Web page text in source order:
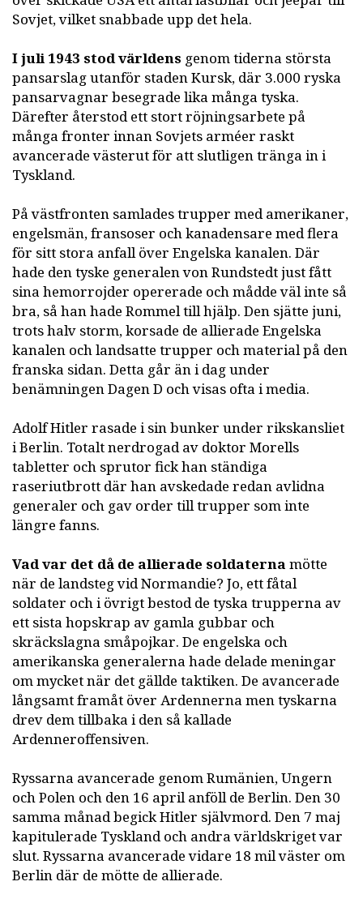
Sovjet, vilket snabbade upp det hela.
I juli 1943 stod världens genom tiderna största
pansarslag utanför staden Kursk, där 3.000 ryska
pansarvagnar besegrade lika många tyska.
Därefter återstod ett stort röjningsarbete på
många fronter innan Sovjets arméer raskt
avancerade västerut för att slutligen tränga in i
Tyskland.
På västfronten samlades trupper med amerikaner,
engelsmän, fransoser och kanadensare med flera
för sitt stora anfall över Engelska kanalen. Där
hade den tyske generalen von Rundstedt just fått
sina hemorrojder opererade och mådde väl inte så
bra, så han hade Rommel till hjälp. Den sjätte juni,
trots halv storm, korsade de allierade Engelska
kanalen och landsatte trupper och material på den
franska sidan. Detta går än i dag under
benämningen Dagen D och visas ofta i media.
Adolf Hitler rasade i sin bunker under rikskansliet
i Berlin. Totalt nerdrogad av doktor Morells
tabletter och sprutor fick han ständiga
raseriutbrott där han avskedade redan avlidna
generaler och gav order till trupper som inte
längre fanns.
Vad var det då de allierade soldaterna mötte
när de landsteg vid Normandie? Jo, ett fåtal
soldater och i övrigt bestod de tyska trupperna av
ett sista hopskrap av gamla gubbar och
skräckslagna småpojkar. De engelska och
amerikanska generalerna hade delade meningar
om mycket när det gällde taktiken. De avancerade
långsamt framåt över Ardennerna men tyskarna
drev dem tillbaka i den så kallade
Ardenneroffensiven.
Ryssarna avancerade genom Rumänien, Ungern
och Polen och den 16 april anföll de Berlin. Den 30
samma månad begick Hitler självmord. Den 7 maj
kapitulerade Tyskland och andra världskriget var
slut. Ryssarna avancerade vidare 18 mil väster om
Berlin där de mötte de allierade.